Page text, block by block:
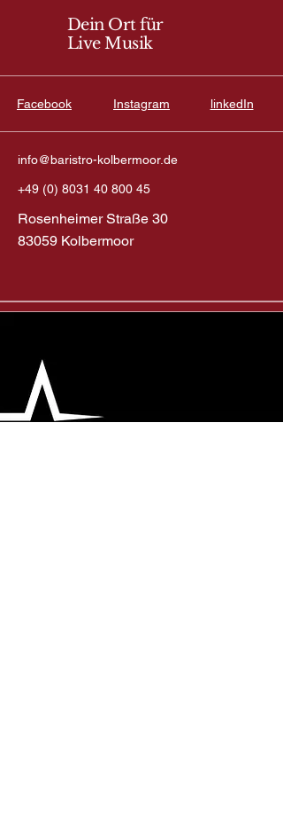
Dein Ort für
Live Musik
Facebook Instagram linkedIn
info@baristro-kolbermoor.de
+49 (0) 8031 40 800 45
Rosenheimer Straße 30
83059 Kolbermoor